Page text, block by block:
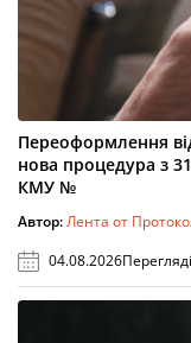
Переоформлення
нова процедура з
КМУ №
Автор:Лента от
04.08.2026